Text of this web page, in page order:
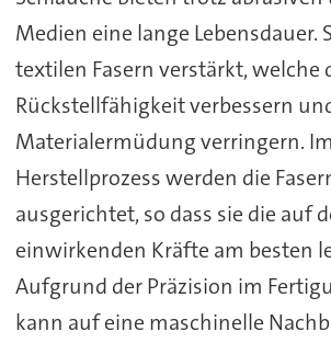
Medien eine lange Lebensdauer.
textilen Fasern verstärkt, welche
Rückstellfähigkeit verbessern
Materialermüdung verringern. Im
Herstellprozess werden die
ausgerichtet, so dass sie die auf
einwirkenden Kräfte am besten
Aufgrund der Präzision im
kann auf eine maschinelle